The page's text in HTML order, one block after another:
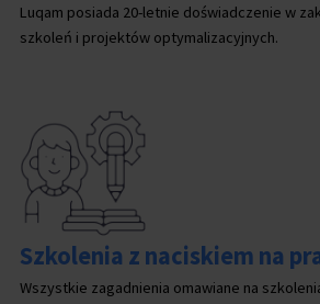
Luqam posiada 20-letnie doświadczenie w
szkoleń i projektów optymalizacyjnych.
Szkolenia z naciskiem na
Wszystkie zagadnienia omawiane na